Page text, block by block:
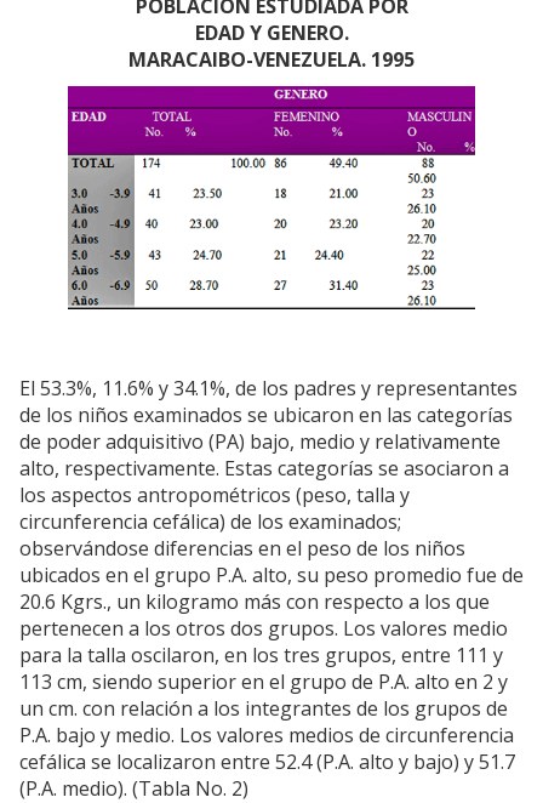
POBLACION ESTUDIADA POR
EDAD Y GENERO.
MARACAIBO-VENEZUELA. 1995
El 53.3%, 11.6% y 34.1%, de los padres y representantes
de los niños examinados se ubicaron en las categorías
de poder adquisitivo (PA) bajo, medio y relativamente
alto, respectivamente. Estas categorías se asociaron a
los aspectos antropométricos (peso, talla y
circunferencia cefálica) de los examinados;
observándose diferencias en el peso de los niños
ubicados en el grupo P.A. alto, su peso promedio fue de
20.6 Kgrs., un kilogramo más con respecto a los que
pertenecen a los otros dos grupos. Los valores medio
para la talla oscilaron, en los tres grupos, entre 111 y
113 cm, siendo superior en el grupo de P.A. alto en 2 y
un cm. con relación a los integrantes de los grupos de
P.A. bajo y medio. Los valores medios de circunferencia
cefálica se localizaron entre 52.4 (P.A. alto y bajo) y 51.7
(P.A. medio). (Tabla No. 2)